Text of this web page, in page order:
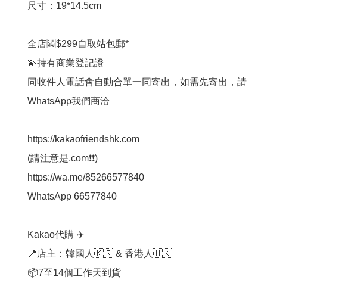
尺寸：19*14.5cm
全店🈵$299自取站包郵*
💫持有商業登記證
同收件人電話會自動合單一同寄出，如需先寄出，請
WhatsApp我們商洽
https://kakaofriendshk.com
(請注意是.com❗❗)
https://wa.me/85266577840
WhatsApp 66577840
Kakao代購 ✈️
📍店主：韓國人🇰🇷 & 香港人🇭🇰
📦7至14個工作天到貨